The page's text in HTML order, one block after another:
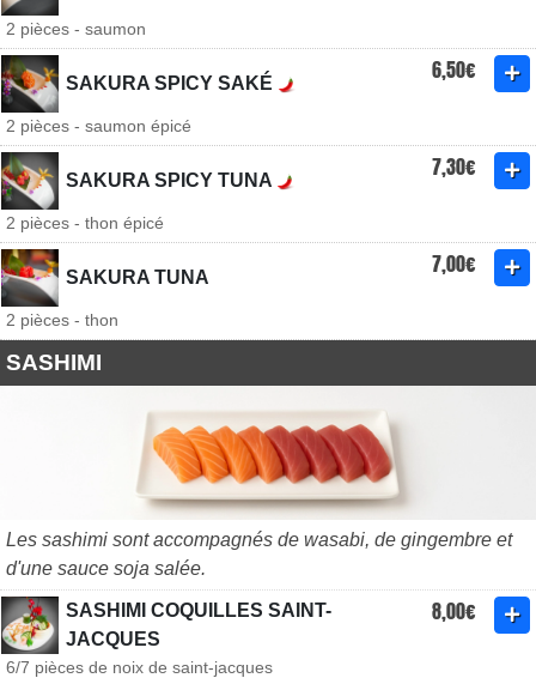
2 pièces - saumon
SAKURA SPICY SAKÉ 6,50€
2 pièces - saumon épicé
SAKURA SPICY TUNA 7,30€
2 pièces - thon épicé
SAKURA TUNA 7,00€
2 pièces - thon
SASHIMI
Les sashimi sont accompagnés de wasabi, de gingembre et
d'une sauce soja salée.
SASHIMI COQUILLES SAINT-
JACQUES
8,00€
6/7 pièces de noix de saint-jacques